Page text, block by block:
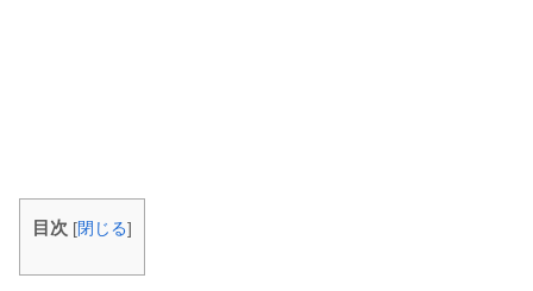
目次 [閉じる]